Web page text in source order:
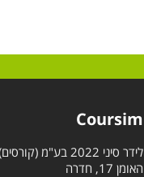
Coursim
לידר סיני 2022 בע"מ (קורסים)
האומן 17, חדרה